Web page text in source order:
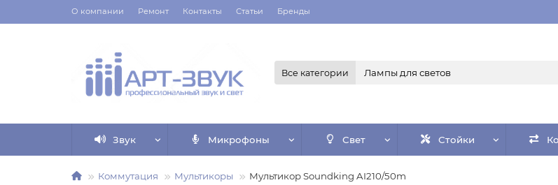
О компании Ремонт Контакты Статьи Бренды
Все категории
Звук Микрофоны Свет Стойки
Коммутация Мультикоры Мультикор Soundking AI210/50m